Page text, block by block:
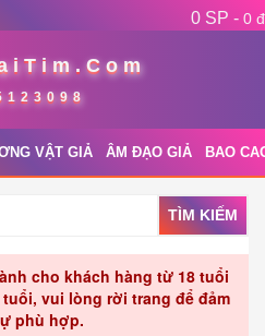
0 SP - 0 đ
VẬT GIẢ ÂM ĐẠO GIẢ BAO
TÌM KIẾM
cho khách hàng từ 18 tuổi
vui lòng rời trang để đảm
phù hợp.